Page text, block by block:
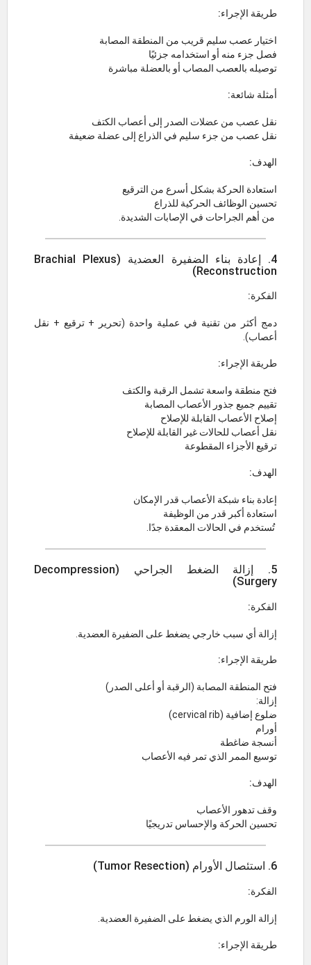
طريقة الإجراء:
اختيار عصب سليم قريب من المنطقة المصابة
فصل جزء منه أو استخدامه جزئيًا
توصيله بالعصب المصاب أو بالعضلة مباشرة
أمثلة شائعة:
نقل عصب من عضلات الصدر إلى أعصاب الكتف
نقل عصب من جزء سليم في الذراع إلى عضلة ضعيفة
الهدف:
استعادة الحركة بشكل أسرع من الترقيع
تحسين الوظائف الحركية للذراع
من أهم الجراحات في الإصابات الشديدة.
4. إعادة بناء الضفيرة العضدية (Brachial Plexus
Reconstruction)
الفكرة:
دمج أكثر من تقنية في عملية واحدة (تحرير + ترقيع + نقل
أعصاب).
طريقة الإجراء:
فتح منطقة واسعة تشمل الرقبة والكتف
تقييم جميع جذور الأعصاب المصابة
إصلاح الأعصاب القابلة للإصلاح
نقل أعصاب للحالات غير القابلة للإصلاح
ترقيع الأجزاء المقطوعة
الهدف:
إعادة بناء شبكة الأعصاب قدر الإمكان
استعادة أكبر قدر من الوظيفة
تُستخدم في الحالات المعقدة جدًا.
5. إزالة الضغط الجراحي (Decompression
Surgery)
الفكرة:
إزالة أي سبب خارجي يضغط على الضفيرة العضدية.
طريقة الإجراء:
فتح المنطقة المصابة (الرقبة أو أعلى الصدر)
إزالة:
ضلوع إضافية (cervical rib)
أورام
أنسجة ضاغطة
توسيع الممر الذي تمر فيه الأعصاب
الهدف:
وقف تدهور الأعصاب
تحسين الحركة والإحساس تدريجيًا
6. استئصال الأورام (Tumor Resection)
الفكرة:
إزالة الورم الذي يضغط على الضفيرة العضدية.
طريقة الإجراء: